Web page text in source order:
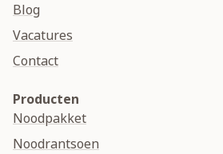
Blog
Vacatures
Contact
Producten
Noodpakket
Noodrantsoen